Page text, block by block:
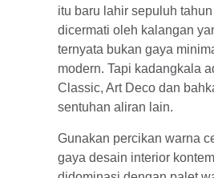
itu baru lahir sepuluh
dicermati oleh kalangan
ternyata bukan gaya
modern. Tapi kadangkala
Classic, Art Deco dan
sentuhan aliran lain.
Gunakan percikan warna
gaya desain interior